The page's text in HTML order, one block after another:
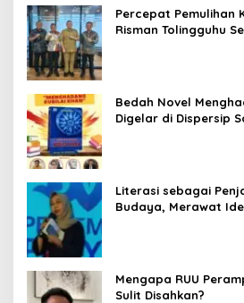
Percepat Pemulihan
Risman Tolingguhu
Bedah Novel
Digelar di Dispersip
Literasi sebagai
Budaya, Merawat
Mengapa RUU
Sulit Disahkan?